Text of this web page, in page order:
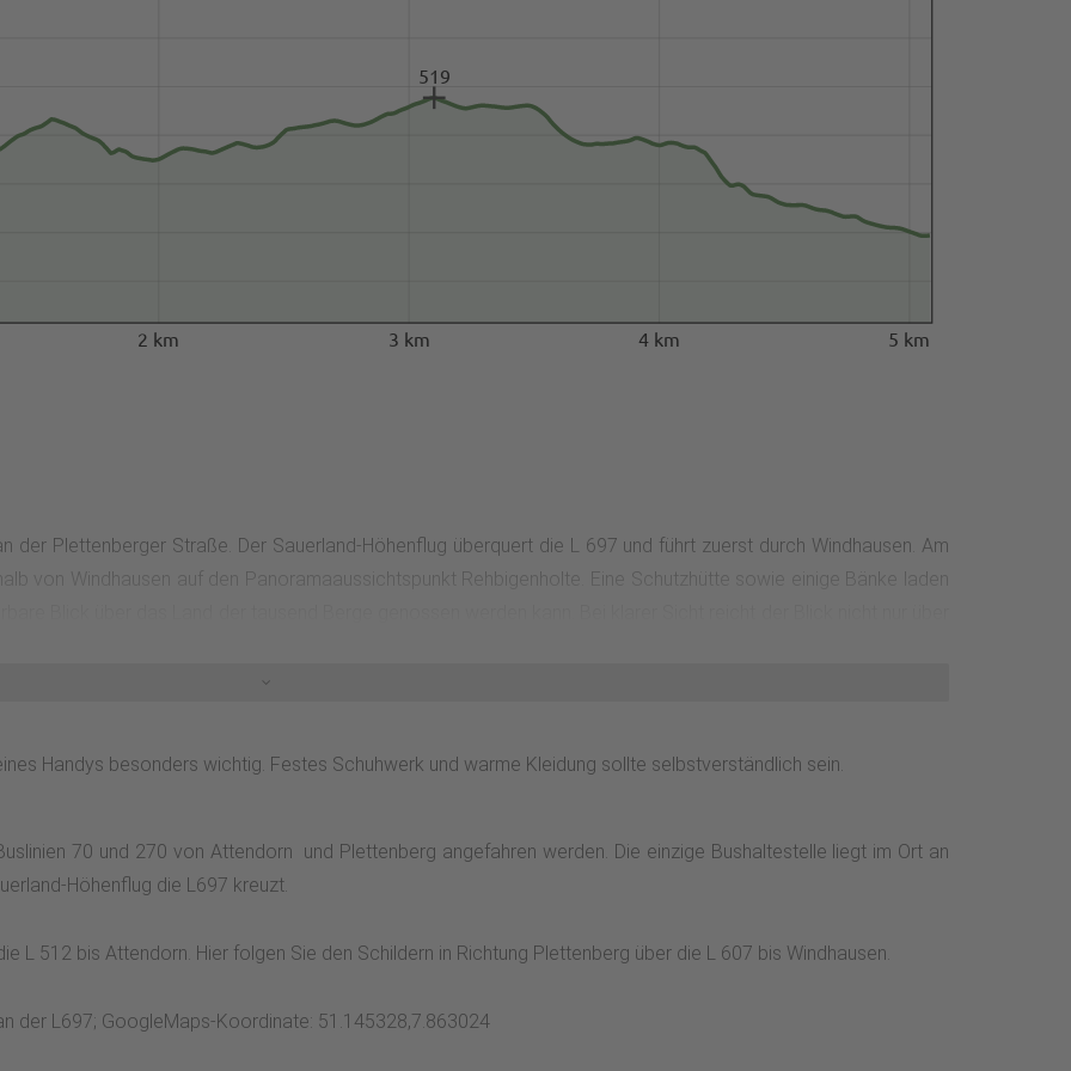
2 km 3 km 4 km 5 km
519
der Plettenberger Straße. Der Sauerland-Höhenflug überquert die L 697 und führt zuerst durch Windhausen. Am
von Windhausen auf den Panoramaaussichtspunkt Rehbigenholte. Eine Schutzhütte sowie einige Bänke laden
über den Panoramaweg und durch Kyrill-Flächen bis zur Schutzhütte Vierkreuze, wo zahlreiche Wanderwege
im Winter nicht geräumt. Aufgrund der hohen Frequentierung, der breiten Wege und der offenen Flächen ist er
Handys besonders wichtig. Festes Schuhwerk und warme Kleidung sollte selbstverständlich sein.
70 und 270 von Attendorn und Plettenberg angefahren werden. Die einzige Bushaltestelle liegt im Ort an
Höhenflug die L697 kreuzt.
L 512 bis Attendorn. Hier folgen Sie den Schildern in Richtung Plettenberg über die L 607 bis Windhausen.
der L697; GoogleMaps-Koordinate: 51.145328,7.863024